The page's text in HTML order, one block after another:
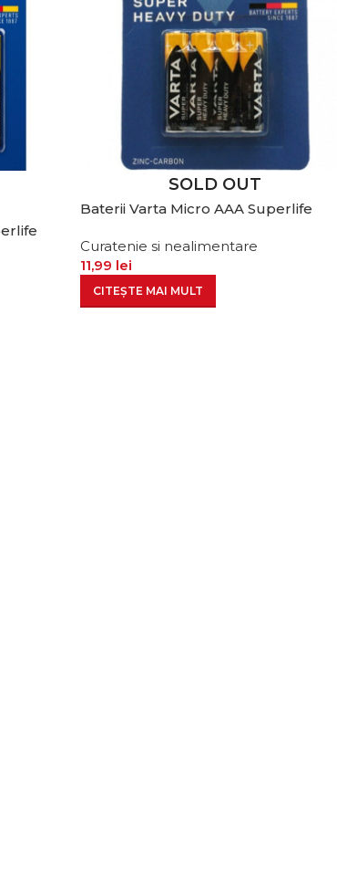
SOLD OUT
Baterii Varta Micro AAA Superlife
Curatenie si nealimentare
11,99 lei
CITEȘTE MAI MULT